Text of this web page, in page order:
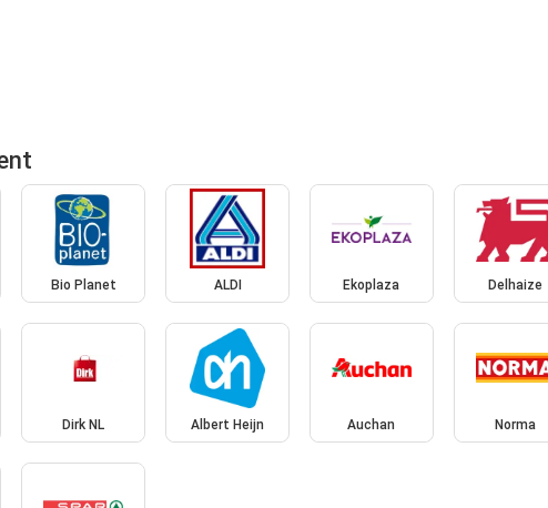
Bio Planet ALDI Ekoplaza Delhaize
Dirk NL Albert Heijn Auchan Norma